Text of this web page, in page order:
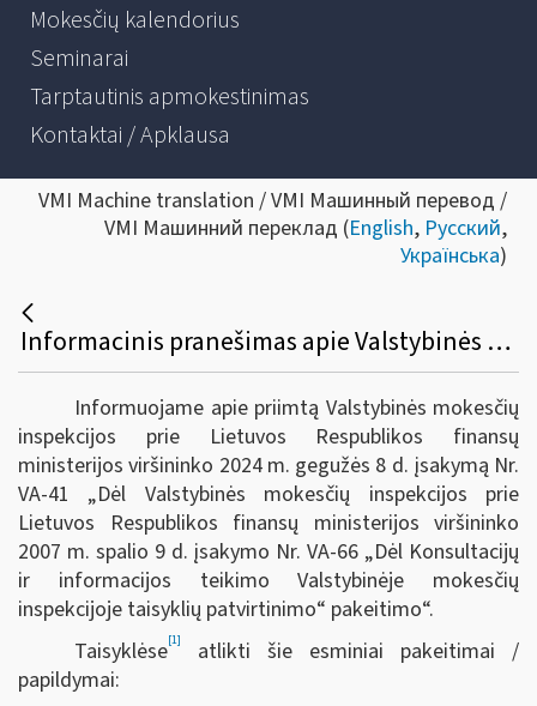
Mokesčių kalendorius
Seminarai
Tarptautinis apmokestinimas
Kontaktai / Apklausa
VMI Machine translation / VMI Машинный перевод /
VMI Машинний переклад (English, Русский,
Українська)
Informacinis pranešimas apie Valstybinės mokesčių inspekcijos prie Lietuvos Respublikos finansų ministerijos viršininko 2024 m. gegužės 8 d. įsakymą Nr. VA-41 „Dėl Valstybinės mokesčių inspekcijos prie Lietuvos Respublikos finansų ministerijos viršininko 2007 m. spalio 9 d. įsakymo Nr. VA-66 „Dėl Konsultacijų ir informacijos teikimo Valstybinėje mokesčių inspekcijoje taisyklių patvirtinimo“ pakeitimo“
Informuojame apie priimtą Valstybinės mokesčių
inspekcijos prie Lietuvos Respublikos finansų
ministerijos viršininko 2024 m. gegužės 8 d. įsakymą Nr.
VA-41 „Dėl Valstybinės mokesčių inspekcijos prie
Lietuvos Respublikos finansų ministerijos viršininko
2007 m. spalio 9 d. įsakymo Nr. VA-66 „Dėl Konsultacijų
ir informacijos teikimo Valstybinėje mokesčių
inspekcijoje taisyklių patvirtinimo“ pakeitimo“.
Taisyklėse[1]
atlikti šie esminiai pakeitimai /
papildymai: